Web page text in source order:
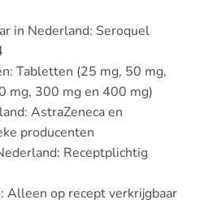
in Nederland: Seroquel
Tabletten (25 mg, 50 mg,
mg, 300 mg en 400 mg)
AstraZeneca en
producenten
Receptplichtig
Alleen op recept verkrijgbaar